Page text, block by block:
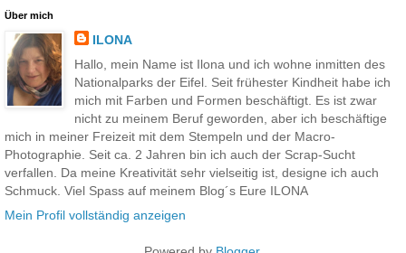
Über mich
ILONA
Hallo, mein Name ist Ilona und ich wohne inmitten des
Nationalparks der Eifel. Seit frühester Kindheit habe ich
mich mit Farben und Formen beschäftigt. Es ist zwar
nicht zu meinem Beruf geworden, aber ich beschäftige
mich in meiner Freizeit mit dem Stempeln und der Macro-
Photographie. Seit ca. 2 Jahren bin ich auch der Scrap-Sucht
verfallen. Da meine Kreativität sehr vielseitig ist, designe ich auch
Schmuck. Viel Spass auf meinem Blog´s Eure ILONA
Mein Profil vollständig anzeigen